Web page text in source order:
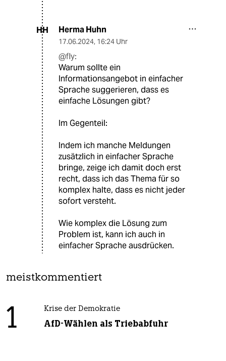
HH Herma Huhn
17.06.2024, 16:24 Uhr
@fly:
Warum sollte ein
Informationsangebot in einfacher
Sprache suggerieren, dass es
einfache Lösungen gibt?
Im Gegenteil:
Indem ich manche Meldungen
zusätzlich in einfacher Sprache
bringe, zeige ich damit doch erst
recht, dass ich das Thema für so
komplex halte, dass es nicht jeder
sofort versteht.
Wie komplex die Lösung zum
Problem ist, kann ich auch in
einfacher Sprache ausdrücken.
meistkommentiert
1 Krise der Demokratie
AfD-Wählen als Triebabfuhr